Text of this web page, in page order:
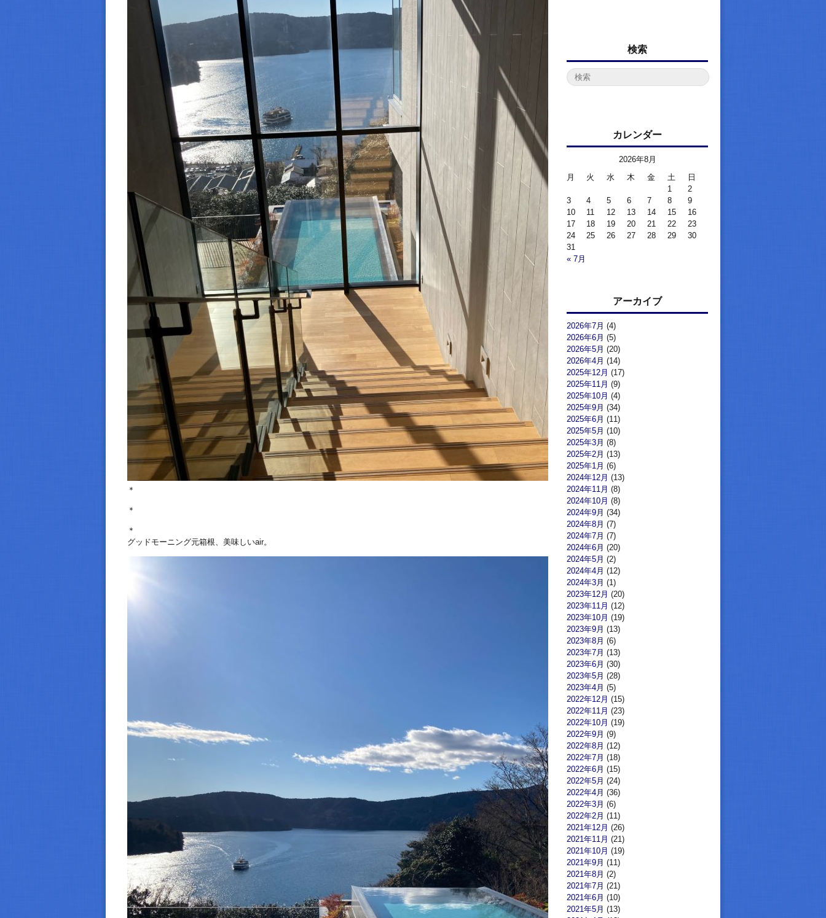
＊
＊
＊
グッドモーニング元箱根、美味しいair。
検索
カレンダー
2026年8月
月
火 水 木 金 土 日
« 7月
1
2
3
4 5 6 7 8
9
10
11 12 13 14 15
16
17
18 19 20 21 22
23
24
25 26 27 28 29
30
31
アーカイブ
2026年7月 (4)
2026年6月 (5)
2026年5月 (20)
2026年4月 (14)
2025年12月 (17)
2025年11月 (9)
2025年10月 (4)
2025年9月 (34)
2025年6月 (11)
2025年5月 (10)
2025年3月 (8)
2025年2月 (13)
2025年1月 (6)
2024年12月 (13)
2024年11月 (8)
2024年10月 (8)
2024年9月 (34)
2024年8月 (7)
2024年7月 (7)
2024年6月 (20)
2024年5月 (2)
2024年4月 (12)
2024年3月 (1)
2023年12月 (20)
2023年11月 (12)
2023年10月 (19)
2023年9月 (13)
2023年8月 (6)
2023年7月 (13)
2023年6月 (30)
2023年5月 (28)
2023年4月 (5)
2022年12月 (15)
2022年11月 (23)
2022年10月 (19)
2022年9月 (9)
2022年8月 (12)
2022年7月 (18)
2022年6月 (15)
2022年5月 (24)
2022年4月 (36)
2022年3月 (6)
2022年2月 (11)
2021年12月 (26)
2021年11月 (21)
2021年10月 (19)
2021年9月 (11)
2021年8月 (2)
2021年7月 (21)
2021年6月 (10)
2021年5月 (13)